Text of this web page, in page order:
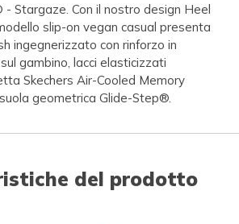
Stargaze. Con il nostro design Heel
slip-on vegan casual presenta
ingegnerizzato con rinforzo in
gambino, lacci elasticizzati
Skechers Air-Cooled Memory
geometrica Glide-Step®.
del prodotto